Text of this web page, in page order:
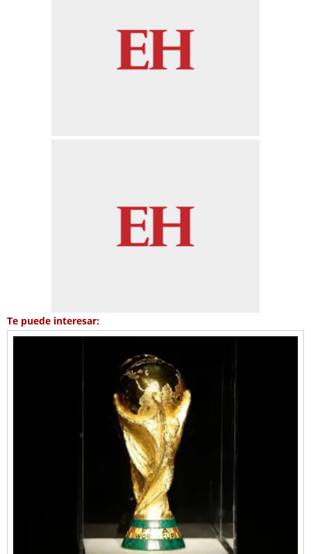
Te puede interesar: